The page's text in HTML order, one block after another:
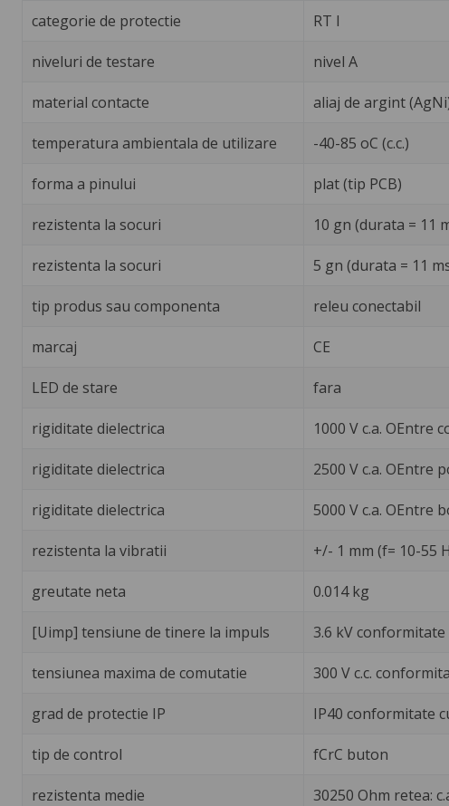
categorie de protectie RT I
niveluri de testare nivel A
material contacte aliaj de argint
temperatura ambientala de utilizare -40-85 oC (c.c.)
forma a pinului plat (tip PCB)
rezistenta la socuri 10 gn (durata = 11
rezistenta la socuri 5 gn (durata = 11
tip produs sau componenta releu conectabil
marcaj CE
LED de stare fara
rigiditate dielectrica 1000 V c.a. OEntre
rigiditate dielectrica 2500 V c.a. OEntre
rigiditate dielectrica 5000 V c.a. OEntre
rezistenta la vibratii +/- 1 mm (f= 10-55
greutate neta 0.014 kg
[Uimp] tensiune de tinere la impuls 3.6 kV conformitate
tensiunea maxima de comutatie 300 V c.c.
grad de protectie IP IP40 conformitate
tip de control fCrC buton
rezistenta medie 30250 Ohm retea: